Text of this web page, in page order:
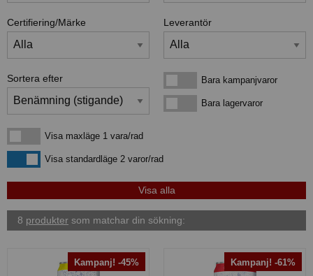
Certifiering/Märke Leverantör
Sortera efter Bara kampanjvarorBara kampanjvaror
Bara lagervarorBara lagervaror
Visa maxläge 1 vara/rad
Visa maxläge 1 vara/rad
Visa standardlägeVisa standardläge 2 varor/rad
8 produkter som matchar din sökning:
Kampanj! -45% Kampanj! -61%